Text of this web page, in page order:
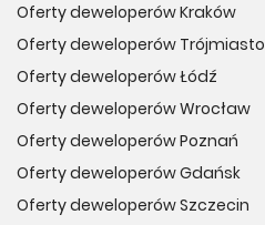
Oferty deweloperów Kraków
Oferty deweloperów Trójmiasto
Oferty deweloperów Łódź
Oferty deweloperów Wrocław
Oferty deweloperów Poznań
Oferty deweloperów Gdańsk
Oferty deweloperów Szczecin